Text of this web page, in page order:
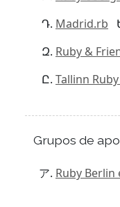
Madrid.rb
Ruby &
Tallinn
Grupos de
Ruby Berlin